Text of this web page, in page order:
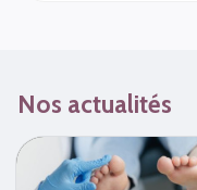
Nos actualités